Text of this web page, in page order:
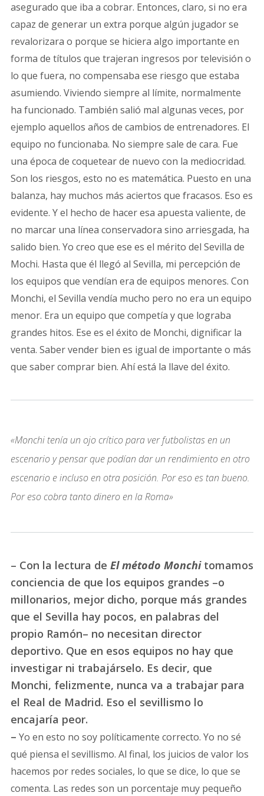
asegurado que iba a cobrar. Entonces, claro, si no era
capaz de generar un extra porque algún jugador se
revalorizara o porque se hiciera algo importante en
forma de títulos que trajeran ingresos por televisión o
lo que fuera, no compensaba ese riesgo que estaba
asumiendo. Viviendo siempre al límite, normalmente
ha funcionado. También salió mal algunas veces, por
ejemplo aquellos años de cambios de entrenadores. El
equipo no funcionaba. No siempre sale de cara. Fue
una época de coquetear de nuevo con la mediocridad.
Son los riesgos, esto no es matemática. Puesto en una
balanza, hay muchos más aciertos que fracasos. Eso es
evidente. Y el hecho de hacer esa apuesta valiente, de
no marcar una línea conservadora sino arriesgada, ha
salido bien. Yo creo que ese es el mérito del Sevilla de
Mochi. Hasta que él llegó al Sevilla, mi percepción de
los equipos que vendían era de equipos menores. Con
Monchi, el Sevilla vendía mucho pero no era un equipo
menor. Era un equipo que competía y que lograba
grandes hitos. Ese es el éxito de Monchi, dignificar la
venta. Saber vender bien es igual de importante o más
que saber comprar bien. Ahí está la llave del éxito.
«Monchi tenía un ojo crítico para ver futbolistas en un
escenario y pensar que podían dar un rendimiento en otro
escenario e incluso en otra posición. Por eso es tan bueno.
Por eso cobra tanto dinero en la Roma»
– Con la lectura de El método Monchitomamos
conciencia de que los equipos grandes –o
millonarios, mejor dicho, porque más grandes
que el Sevilla hay pocos, en palabras del
propio Ramón– no necesitan director
deportivo. Que en esos equipos no hay que
investigar ni trabajárselo. Es decir, que
Monchi, felizmente, nunca va a trabajar para
el Real de Madrid. Eso el sevillismo lo
encajaría peor.
– Yo en esto no soy políticamente correcto. Yo no sé
qué piensa el sevillismo. Al final, los juicios de valor los
hacemos por redes sociales, lo que se dice, lo que se
comenta. Las redes son un porcentaje muy pequeño